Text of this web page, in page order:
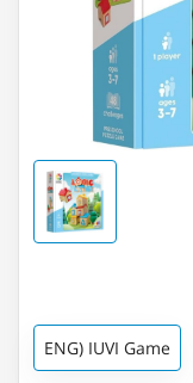
ENG) IUVI Game